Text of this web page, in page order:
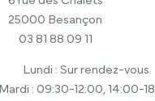
25000 Besançon
03 81 88 09 11
Lundi : Sur rendez-vous
Mardi : 09:30-12:00, 14:00-